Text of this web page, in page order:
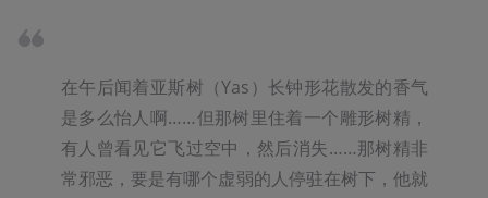
在午后闻着亚斯树（Yas）长钟形花散发的香气
是多么怡人啊……但那树里住着一个雕形树精，
有人曾看见它飞过空中，然后消失……那树精非
常邪恶，要是有哪个虚弱的人停驻在树下，他就